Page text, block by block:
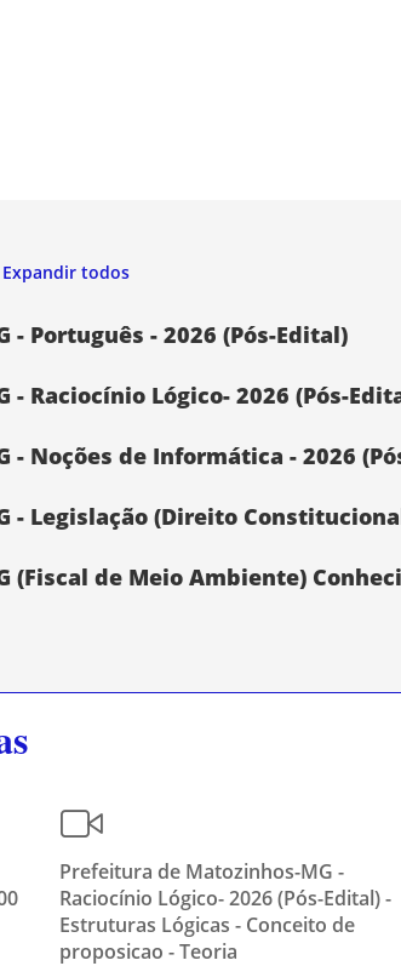
Expandir todos
Português - 2026 (Pós-Edital)
Raciocínio Lógico- 2026 (Pós-
- Noções de Informática - 2026
- Legislação (Direito
(Fiscal de Meio Ambiente)
Prefeitura de Matozinhos-MG -
Raciocínio Lógico- 2026 (Pós-Edital) -
Estruturas Lógicas - Conceito de
proposicao - Teoria